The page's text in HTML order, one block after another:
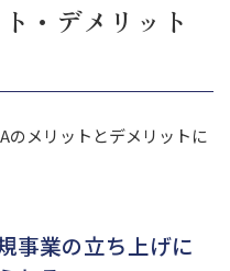
・デメリット
メリットとデメリットに
事業の立ち上げに